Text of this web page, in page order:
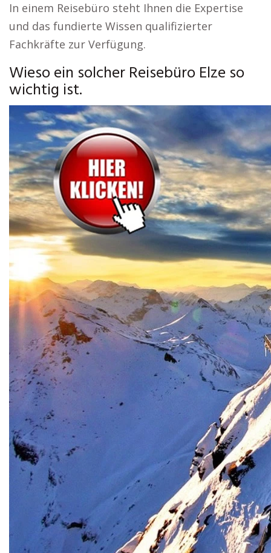
In einem Reisebüro steht Ihnen die Expertise
und das fundierte Wissen qualifizierter
Fachkräfte zur Verfügung.
Wieso ein solcher Reisebüro Elze so
wichtig ist.